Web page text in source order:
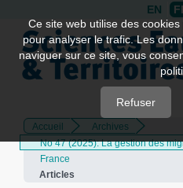
Quick
jump
page
Main
Navigation
Main
Content
EN
Accueil
Archives
No 47 (2025): La gestion des
France
Articles
Ce site web utilise des
pour analyser le trafic. Les
naviguer sur ce site, vous
Refuser